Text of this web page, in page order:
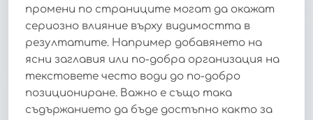
промени по страниците могат да окажат
сериозно влияние върху видимостта в
резултатите. Например добавянето на
ясни заглавия или по-добра организация на
текстовете често води до по-добро
позициониране. Важно е също така
съдържанието да бъде достъпно както за